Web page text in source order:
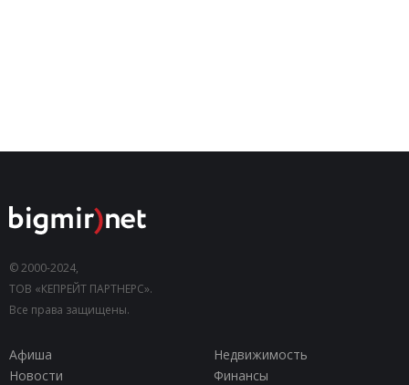
© 2000-2024,
ТОВ «КЕПРЕЙТ ПАРТНЕРС».
Все права защищены.
Афиша
Недвижимость
Новости
Финансы